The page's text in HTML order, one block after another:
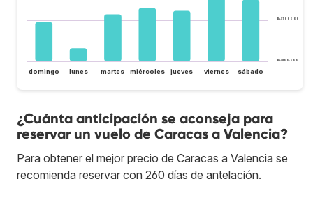
Bs.S800.000
Bs.S1.000.000
domingo lunes martes miércoles jueves viernes sábado
¿Cuánta anticipación se aconseja para
reservar un vuelo de Caracas a Valencia?
Para obtener el mejor precio de Caracas a Valencia se
recomienda reservar con 260 días de antelación.